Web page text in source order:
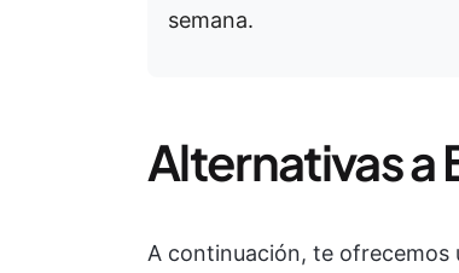
semana.
Alternativas a
A continuación, te ofrecemos